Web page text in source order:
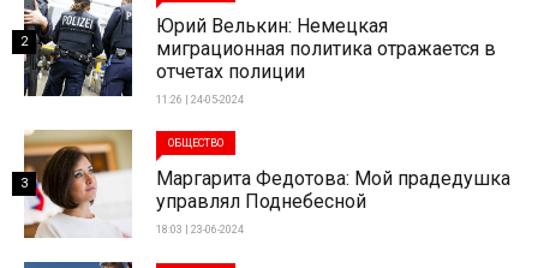
Юрий Велькин: Немецкая
миграционная политика отражается в
отчетах полиции
11:26 | 24-05-2024
2
ОБЩЕСТВО
Маргарита Федотова: Мой прадедушка
управлял Поднебесной
18:03 | 23-06-2024
3